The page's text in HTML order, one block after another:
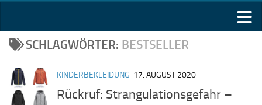
SCHLAGWÖRTER: BESTSELLER
KINDERBEKLEIDUNG 17. AUGUST 2020
Rückruf: Strangulationsgefahr –